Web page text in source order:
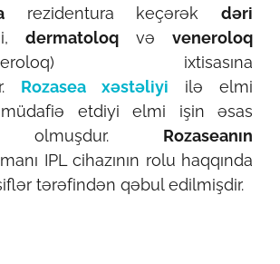
rezidentura keçərək dəri
dermatoloq və veneroloq
ixtisasına
Rozasea xəstəliyi ilə elmi
müdafiə etdiyi elmi işin əsas
olmuşdur. Rozaseanın
IPL cihazının rolu haqqında
tərəfindən qəbul edilmişdir.